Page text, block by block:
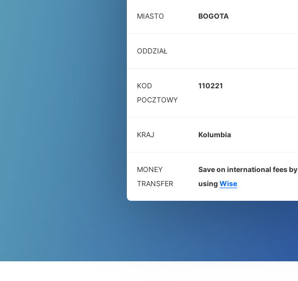
MIASTO BOGOTA
ODDZIAŁ
KOD
POCZTOWY
110221
KRAJ Kolumbia
MONEY
TRANSFER
Save on international fees by
using Wise